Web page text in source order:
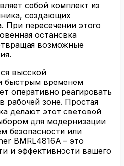
собой комплект из
создающих
При пересечении этого
остановка
возможные
высокой
быстрым временем
оперативно реагировать
рабочей зоне. Простая
делают этот световой
для модернизации
безопасности или
BMRL4816A – это
и эффективности вашего